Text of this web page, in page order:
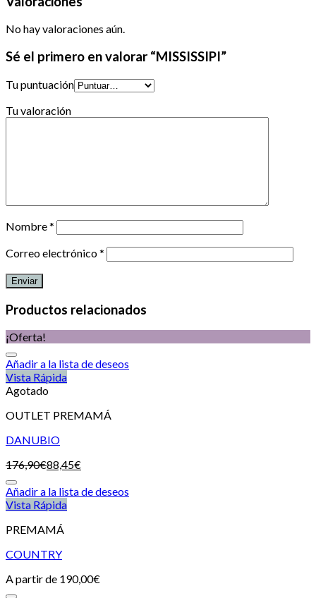
No hay valoraciones aún.
Sé el primero en valorar “MISSISSIPI”
Tu puntuación
Tu valoración
Nombre*
Correo electrónico*
Productos relacionados
¡Oferta!
Añadir a la lista de deseos
Vista Rápida
Agotado
OUTLET PREMAMÁ
DANUBIO
176,90€88,45€
Añadir a la lista de deseos
Vista Rápida
PREMAMÁ
COUNTRY
A partir de 190,00€